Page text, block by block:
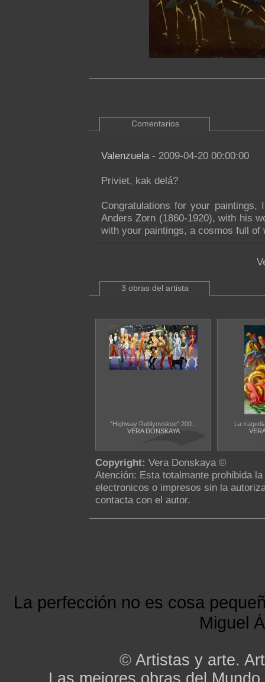
Comentarios
Valenzuela- 2009-04-20 00:00:00
Priviet, kak delá?
Congratulations for your
Anders Zorn (1860-1920), with his
with your paintings, a cosmos full of
3 obras del artista
"Highway Rublyovskoe" 200...
VERA DONSKAYA
La
Copyright: Vera Donskaya ©
Atención: Esta totalmante prohibida
electronicos o impresos sin la
contacta con el autor.
La perfección no es cosa
Miguel
© Artistas y arte.
Las mejores obras del Mundo